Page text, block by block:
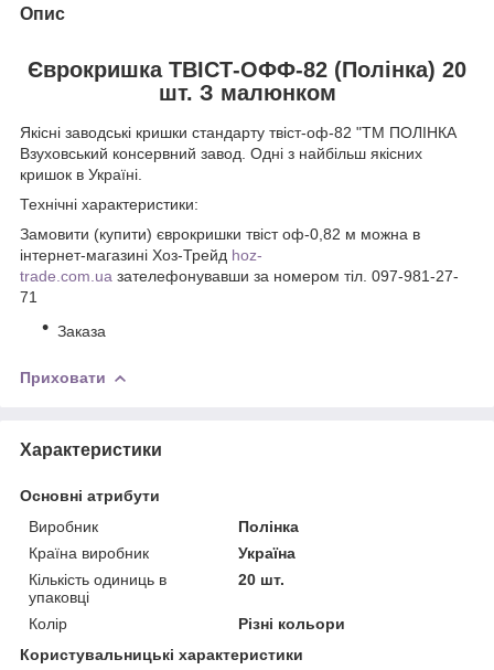
Опис
Єврокришка ТВІСТ-ОФФ-82 (Полінка) 20
шт. З малюнком
Якісні заводські кришки стандарту твіст-оф-82 "ТМ ПОЛІНКА
Взуховський консервний завод. Одні з найбільш якісних
кришок в Україні.
Технічні характеристики:
Замовити (купити) єврокришки твіст оф-0,82 м можна в
інтернет-магазині Хоз-Трейд hoz-
trade.com.ua зателефонувавши за номером тіл. 097-981-27-
71
Заказа
Приховати
Характеристики
Основні атрибути
Виробник
Полінка
Країна виробник
Україна
Кількість одиниць в
упаковці
20 шт.
Колір
Різні кольори
Користувальницькі характеристики